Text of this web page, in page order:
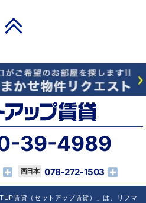
39-4989
078-272-1503
賃貸（セットアップ賃貸）」は、リブマ